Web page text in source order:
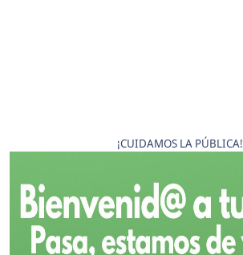
¡CUIDAMOS LA PÚBLICA!